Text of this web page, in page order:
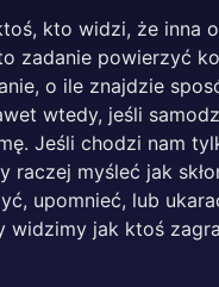
kto widzi, że
zadanie powierzyć
o ile znajdzie
wtedy, jeśli
Jeśli chodzi nam
raczej myśleć jak
upomnieć, lub
widzimy jak ktoś